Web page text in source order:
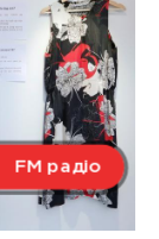
FM радіо